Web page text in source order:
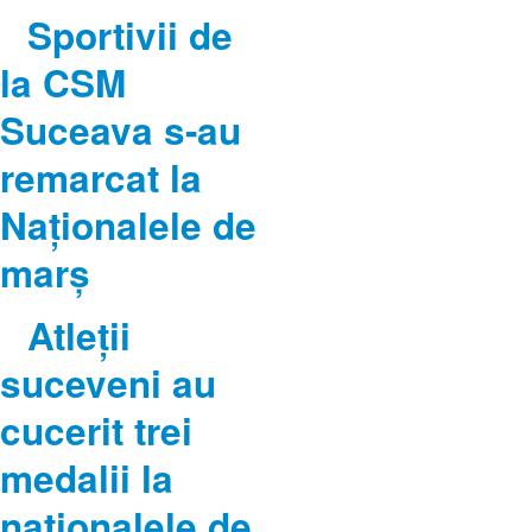
Sportivii de
la CSM
Suceava s-au
remarcat la
Naționalele de
marș
Atleții
suceveni au
cucerit trei
medalii la